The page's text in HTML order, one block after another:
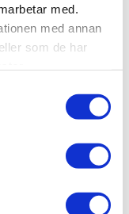
med.
med annan
som de har